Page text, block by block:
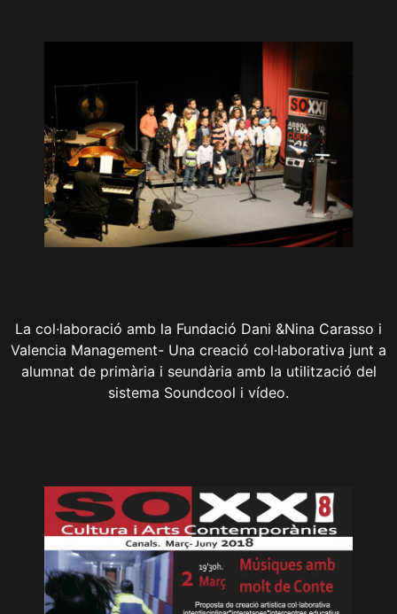
La col·laboració amb la Fundació Dani &Nina Carasso i
Valencia Management- Una creació col·laborativa junt a
alumnat de primària i seundària amb la utilització del
sistema Soundcool i vídeo.